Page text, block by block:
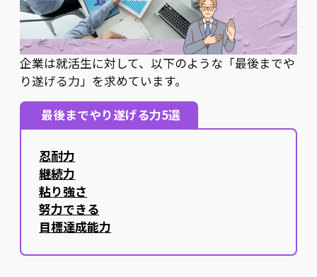
企業は就活生に対して、以下のような「最後までや
り遂げる力」を求めています。
最後までやり遂げる力5選
忍耐力
継続力
粘り強さ
努力できる
目標達成能力